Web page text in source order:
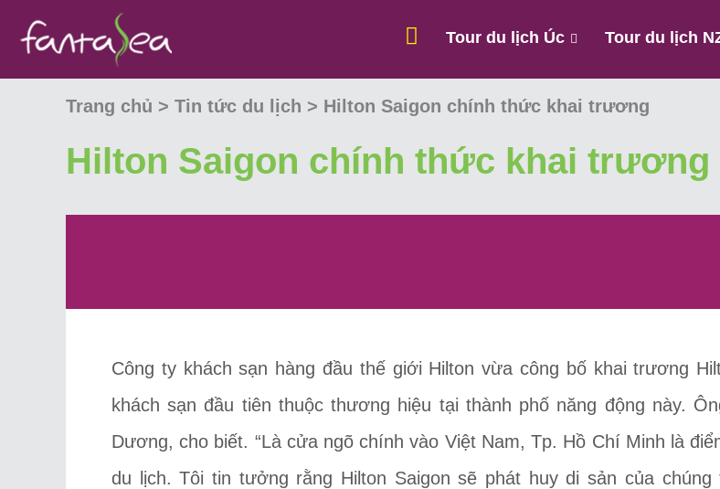
Tour du lịch Úc Tour du lịch
Trang chủ > Tin tức du lịch > Hilton Saigon chính thức khai trương
Hilton Saigon chính thức khai trương
Công ty khách sạn hàng đầu thế giới Hilton vừa công bố khai trương
khách sạn đầu tiên thuộc thương hiệu tại thành phố năng động này.
Dương, cho biết. “Là cửa ngõ chính vào Việt Nam, Tp. Hồ Chí Minh là
du lịch. Tôi tin tưởng rằng Hilton Saigon sẽ phát huy di sản của